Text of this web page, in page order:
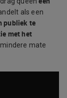
als een
publiek te
met het
mate